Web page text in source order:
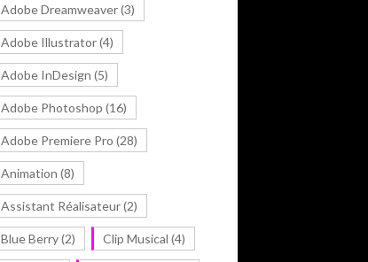
Adobe Dreamweaver(3)
Adobe Illustrator(4)
Adobe InDesign (5)
Adobe Photoshop (16)
Adobe Premiere Pro (28)
Animation (8)
Assistant Réalisateur(2)
Blue Berry(2) Clip Musical (4)